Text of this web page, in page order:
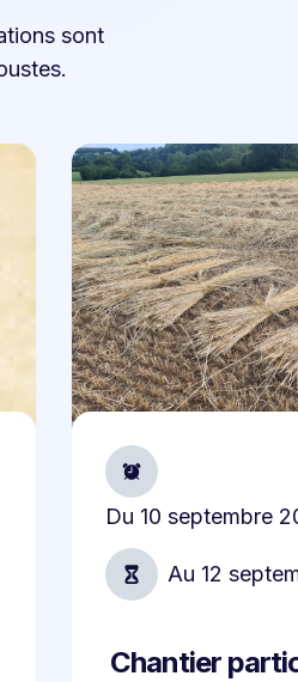
sont
Du 10 septembre
Au 12
Chantier